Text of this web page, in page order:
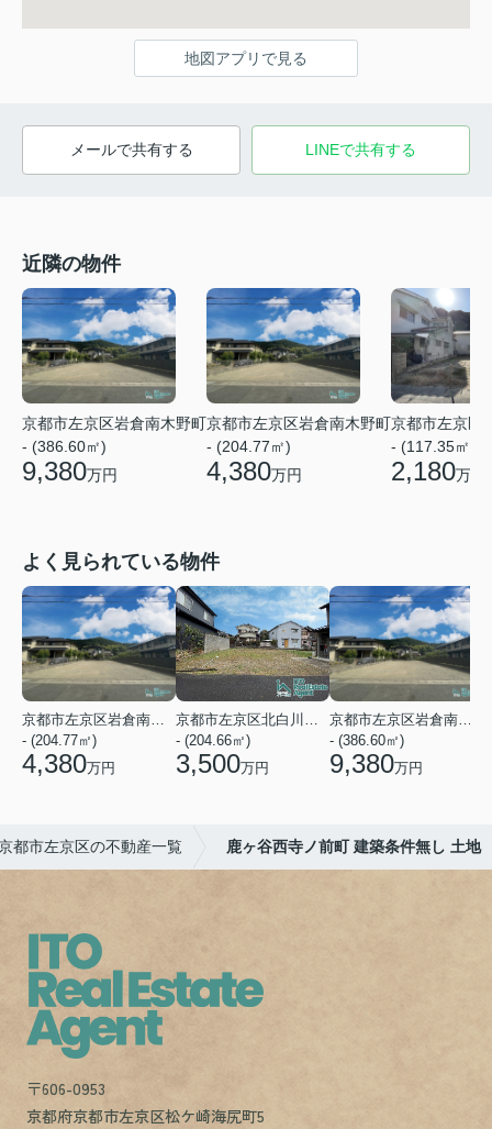
地図アプリで見る
メールで共有する LINEで共有する
近隣の物件
京都市左京区岩倉南木野町
- (386.60㎡)
9,380万円
京都市左京区岩倉南木野町
- (204.77㎡)
4,380万円
京都市左京区
- (117.35㎡)
2,180万円
よく見られている物件
- (204.77㎡)
4,380万円
- (204.66㎡)
3,500万円
- (386.60㎡)
9,380万円
都市左京区の不動産一覧 鹿ヶ谷西寺ノ前町 建築条件無し 土地
〒606-0953
京都府京都市左京区松ケ崎海尻町5